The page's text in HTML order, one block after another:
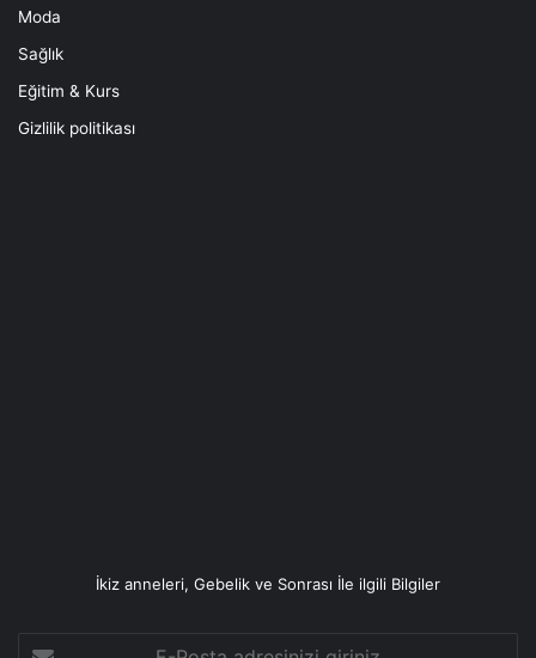
Moda
Sağlık
Eğitim & Kurs
Gizlilik politikası
İkiz anneleri, Gebelik ve Sonrası İle ilgili Bilgiler